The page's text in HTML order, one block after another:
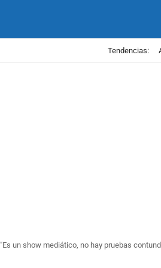
Tendencias:
"Es un show mediático, no hay pruebas